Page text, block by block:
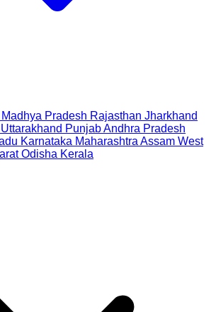
Madhya Pradesh Rajasthan Jharkhand
Uttarakhand PunjabAndhra Pradesh
Karnataka Maharashtra Assam West
Odisha Kerala